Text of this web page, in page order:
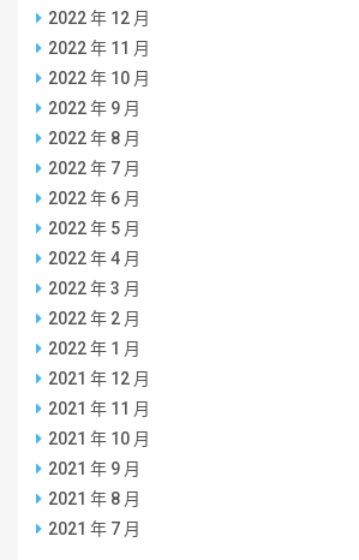
2022 年 12 月
2022 年 11 月
2022 年 10 月
2022 年 9 月
2022 年 8 月
2022 年 7 月
2022 年 6 月
2022 年 5 月
2022 年 4 月
2022 年 3 月
2022 年 2 月
2022 年 1 月
2021 年 12 月
2021 年 11 月
2021 年 10 月
2021 年 9 月
2021 年 8 月
2021 年 7 月